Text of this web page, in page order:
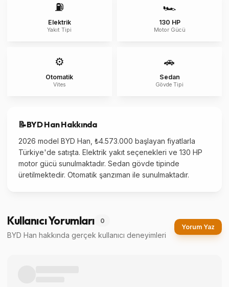
⛽
Elektrik
Yakıt Tipi
🏎️
130 HP
Motor Gücü
⚙️
Otomatik
Vites
🚗
Sedan
Gövde Tipi
📝BYDHanHakkında
2026 model BYD Han, ₺4.573.000 başlayan fiyatlarla
Türkiye'de satışta. Elektrik yakıt seçenekleri ve 130 HP
motor gücü sunulmaktadır. Sedan gövde tipinde
üretilmektedir. Otomatik şanzıman ile sunulmaktadır.
Kullanıcı Yorumları 0
BYD Han hakkında gerçek kullanıcı deneyimleri
Yorum Yaz